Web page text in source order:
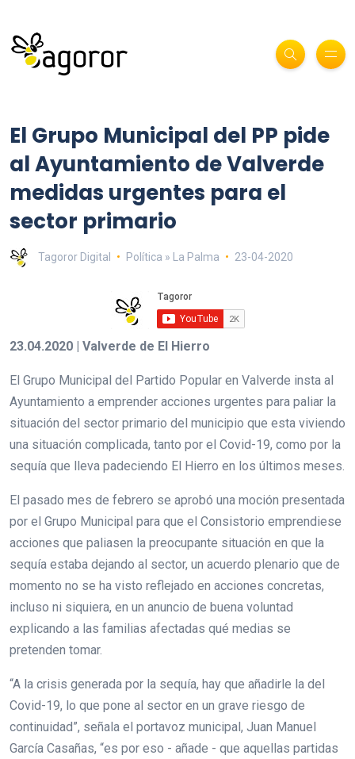
El Grupo Municipal del PP pide
al Ayuntamiento de Valverde
medidas urgentes para el
sector primario
Tagoror Digital Política » La Palma 23-04-2020
23.04.2020 | Valverde de El Hierro
El Grupo Municipal del Partido Popular en Valverde insta al
Ayuntamiento a emprender acciones urgentes para paliar la
situación del sector primario del municipio que esta viviendo
una situación complicada, tanto por el Covid-19, como por la
sequía que lleva padeciendo El Hierro en los últimos meses.
El pasado mes de febrero se aprobó una moción presentada
por el Grupo Municipal para que el Consistorio emprendiese
acciones que paliasen la preocupante situación en que la
sequía estaba dejando al sector, un acuerdo plenario que de
momento no se ha visto reflejado en acciones concretas,
incluso ni siquiera, en un anuncio de buena voluntad
explicando a las familias afectadas qué medias se
pretenden tomar.
“A la crisis generada por la sequía, hay que añadirle la del
Covid-19, lo que pone al sector en un grave riesgo de
continuidad”, señala el portavoz municipal, Juan Manuel
García Casañas, “es por eso - añade - que aquellas partidas